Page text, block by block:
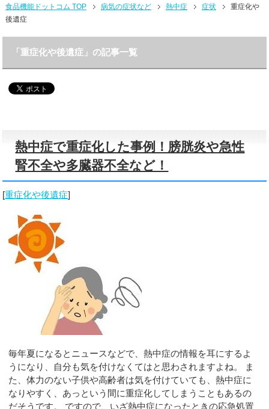
食品機能ドットコム TOP 病気の症状など 熱中症 症状
重症化や
後遺症
「重症化や後遺症」の記事一覧
熱中症で重症化した事例！膀胱炎や急性
腎不全や多臓器不全など！
[重症化や後遺症]
毎年夏になるとニュースなどで、熱中症の情報を耳にするよ
うになり、自分も気を付けなくてはと思わされますよね。 ま
た、体力のない子供や高齢者は気を付けていても、熱中症に
なりやすく、あっという間に重症化してしまうこともあるの
だそうです。 ですので、いざ熱中症になったときの応急処置